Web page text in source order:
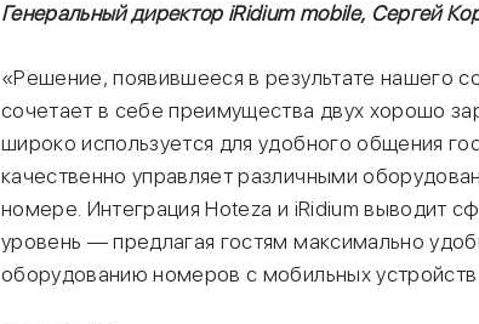
Генеральный директор iRidium mobile, Сергей
«Решение, появившееся в результате нашего
сочетает в себе преимущества двух хорошо
широко используется для удобного общения
качественно управляет различными
номере. Интеграция Hoteza и iRidium выводит
уровень — предлагая гостям максимально
оборудованию номеров с мобильных